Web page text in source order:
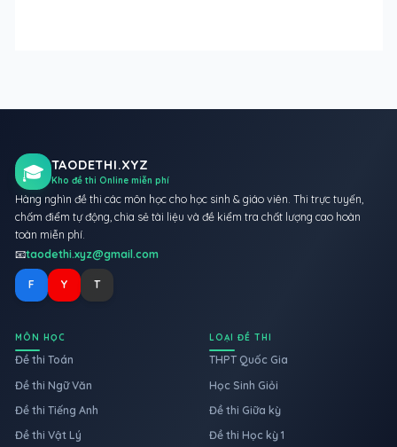
🎓 TAODETHI.XYZ
Kho đề thi Online miễn phí
Hàng nghìn đề thi các môn học cho học sinh & giáo viên. Thi trực tuyến,
chấm điểm tự động, chia sẻ tài liệu và đề kiểm tra chất lượng cao hoàn
toàn miễn phí.
📧taodethi.xyz@gmail.com
F Y T
MÔN HỌC
Đề thi Toán
Đề thi Ngữ Văn
Đề thi Tiếng Anh
Đề thi Vật Lý
LOẠI ĐỀ THI
THPT Quốc Gia
Học Sinh Giỏi
Đề thi Giữa kỳ
Đề thi Học kỳ 1